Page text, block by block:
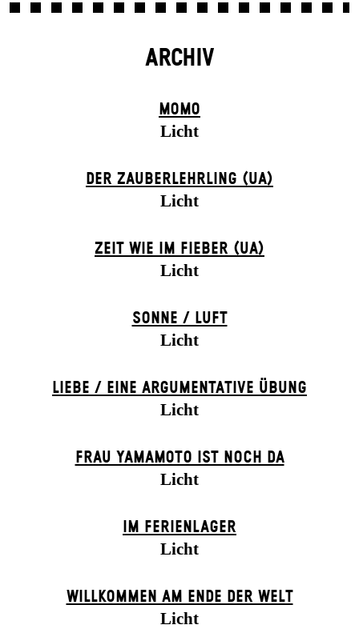
ARCHIV
MOMO
Licht
DER ZAUBER­LEHRLING (UA)
Licht
ZEIT WIE IM FIEBER (UA)
Licht
SONNE / LUFT
Licht
LIEBE / EINE ARGUMENTATIVE ÜBUNG
Licht
FRAU YAMAMOTO IST NOCH DA
Licht
IM FERIEN­LAGER
Licht
WILLKOMMEN AM ENDE DER WELT
Licht